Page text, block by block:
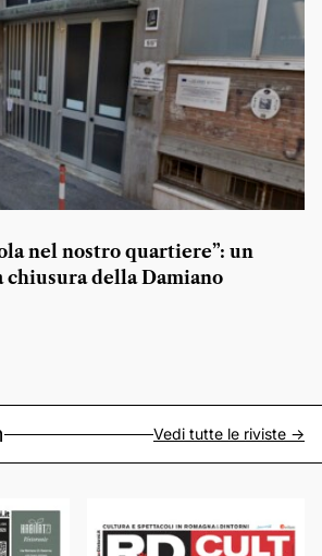
nel nostro quartiere”: un
della Damiano
Vedi tutte le riviste ->